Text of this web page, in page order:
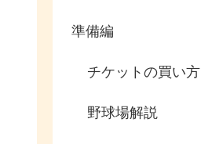
準備編
チケットの買い方
野球場解説